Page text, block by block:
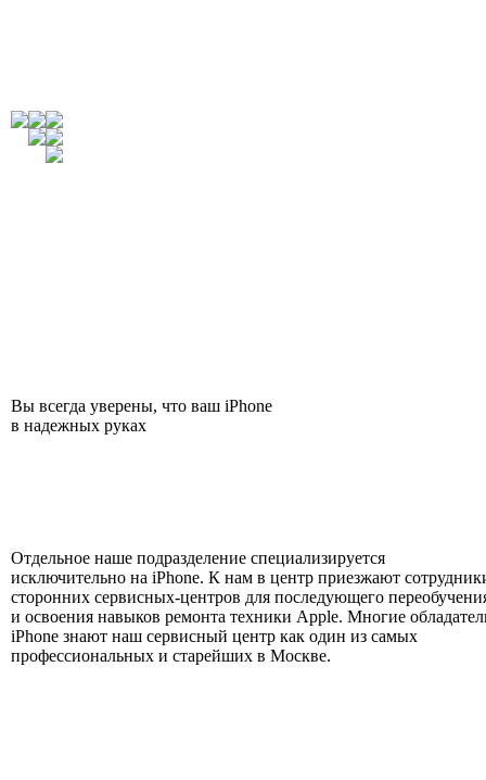
Вы всегда уверены, что ваш iPhone
в надежных руках
Отдельное наше подразделение специализируется
исключительно на iPhone. К нам в центр приезжают
сторонних сервисных-центров для последующего
и освоения навыков ремонта техники Apple. Многие
iPhone знают наш сервисный центр как один из самых
профессиональных и старейших в Москве.